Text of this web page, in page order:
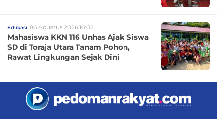
Edukasi 06 Agustus 2026 16:02
Mahasiswa KKN 116 Unhas Ajak Siswa
SD di Toraja Utara Tanam Pohon,
Rawat Lingkungan Sejak Dini